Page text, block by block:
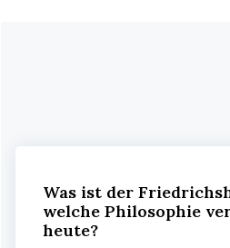
Was ist der
welche Philosophie
heute?